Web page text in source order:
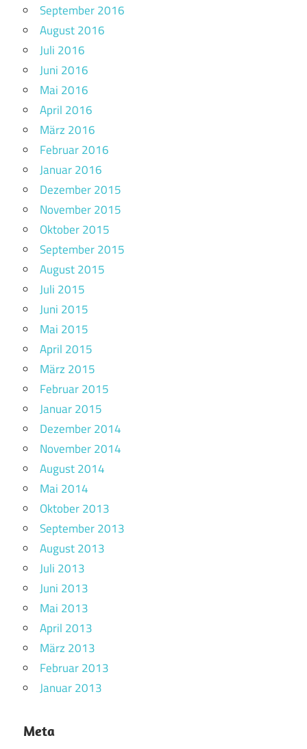
September 2016
August 2016
Juli 2016
Juni 2016
Mai 2016
April 2016
März 2016
Februar 2016
Januar 2016
Dezember 2015
November 2015
Oktober 2015
September 2015
August 2015
Juli 2015
Juni 2015
Mai 2015
April 2015
März 2015
Februar 2015
Januar 2015
Dezember 2014
November 2014
August 2014
Mai 2014
Oktober 2013
September 2013
August 2013
Juli 2013
Juni 2013
Mai 2013
April 2013
März 2013
Februar 2013
Januar 2013
Meta